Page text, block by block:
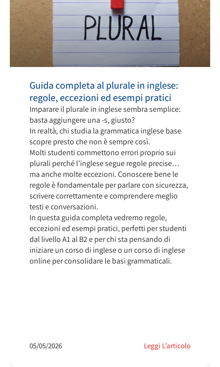
Guida completa al plurale in inglese:
regole, eccezioni ed esempi pratici
Imparare il plurale in inglese sembra semplice:
basta aggiungere una -s, giusto?
In realtà, chi studia la grammatica inglese base
scopre presto che non è sempre così.
Molti studenti commettono errori proprio sui
plurali perché l’inglese segue regole precise…
ma anche molte eccezioni. Conoscere bene le
regole è fondamentale per parlare con sicurezza,
scrivere correttamente e comprendere meglio
testi e conversazioni.
In questa guida completa vedremo regole,
eccezioni ed esempi pratici, perfetti per studenti
dal livello A1 al B2 e per chi sta pensando di
iniziare un corso di inglese o un corso di inglese
online per consolidare le basi grammaticali.
Leggi L’articolo
05/05/2026